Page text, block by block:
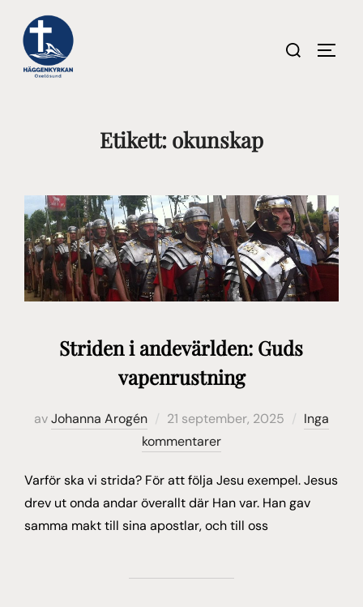
innehåll
Sök
Etikett: okunskap
Striden i andevärlden: Guds
vapenrustning
avJohanna Arogén
Publicerat
den
21 september, 2025
Inga
kommentarer
Varför ska vi strida? För att följa Jesu exempel. Jesus
drev ut onda andar överallt där Han var. Han gav
samma makt till sina apostlar, och till oss